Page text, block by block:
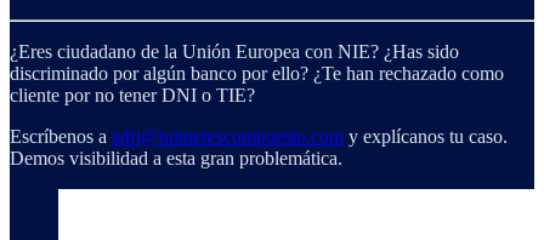
¿Eres ciudadano de la Unión Europea con NIE? ¿Has sido
discriminado por algún banco por ello? ¿Te han rechazado como
cliente por no tener DNI o TIE?
Escríbenos a adri@tuinterescompuesto.com y explícanos tu caso.
Demos visibilidad a esta gran problemática.